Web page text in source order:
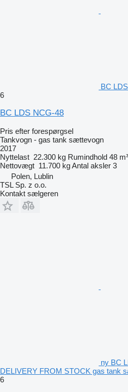
BC
6
BC LDS NCG-48
Pris efter forespørgsel
Tankvogn - gas tank sættevogn
2017
Nyttelast 22.300 kg Rumindhold 48 m³
Nettovægt 11.700 kgAntal aksler 3
Polen, Lublin
TSL Sp. z o.o.
Kontakt sælgeren
ny BC
DELIVERY FROM STOCK gas tank
6